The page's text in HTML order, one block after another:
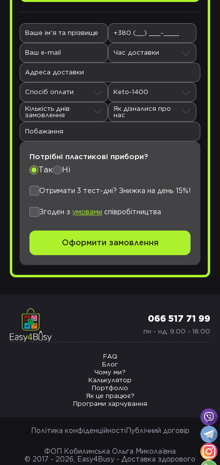
Please
leave
this
field
empty.
Час доставки
Спосіб оплати Keto-1400
Кількість днів
замовлення
Як дізналися про
нас
Потрібні пластикові прибори?
Так Ні
Отримати 3 тест-дні? Знижка на день 15%!
Згоден з умовами співробітництва
Оформити замовлення
FAQ
Блог
Чому ми?
Калькулятор
Портфоліо
Як це працює?
Програми харчування
066 517 71 99
пн - нд: 9.00 - 18.00
Політика конфіденційності Публічний договір
ФОП Кобилинська Ольга Миколаївна
© 2017 - 2026, Easy4Busy - Доставка здорового